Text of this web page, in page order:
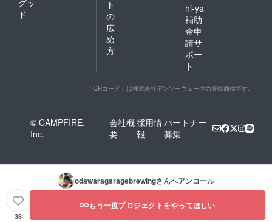
グッ
ド
ト
の
広
め
方
hi-ya
補助
金申
請サ
ポー
ト
「QRコード」は株式会社デンソーウェーブの登録商標です。
© CAMPFIRE,
Inc.
会社概
要
採用情
報
パートナー
募集
odawaragaragebrewingさんへアンコール
38
もう一度プロジェクトをやってほしい